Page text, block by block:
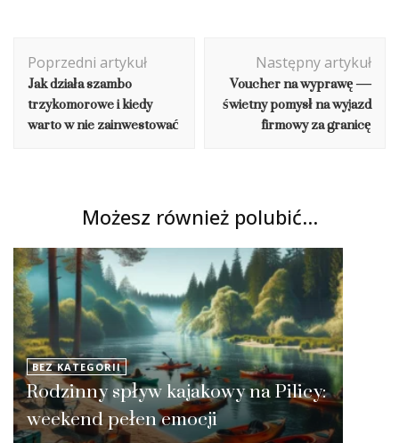
wpisu
Poprzedni artykuł
Jak działa szambo
trzykomorowe i kiedy
warto w nie zainwestować
Następny artykuł
Voucher na wyprawę —
świetny pomysł na wyjazd
firmowy za granicę
Możesz również polubić…
BEZ KATEGORII
Rodzinny spływ kajakowy na Pilicy:
weekend pełen emocji